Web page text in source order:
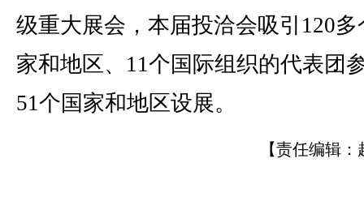
级重大展会，本届投洽会吸引120多
家和地区、11个国际组织的代表团
51个国家和地区设展。
【责任编辑：